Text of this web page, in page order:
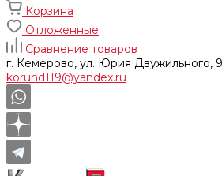
Корзина
Отложенные
Сравнение товаров
г. Кемерово, ул. Юрия Двужильного,
korund119@yandex.ru